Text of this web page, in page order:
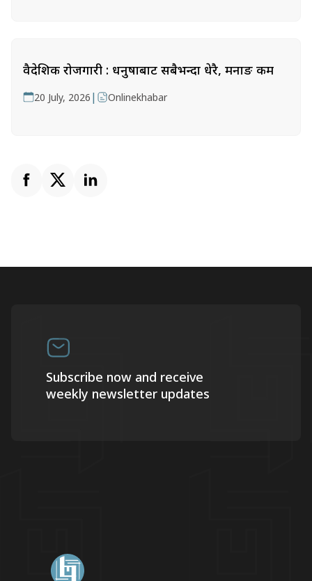
वैदेशिक रोजगारी : धनुषाबाट सबैभन्दा धेरै, मनाङ कम
20 July, 2026 | Onlinekhabar
Subscribe now and receive
weekly newsletter updates